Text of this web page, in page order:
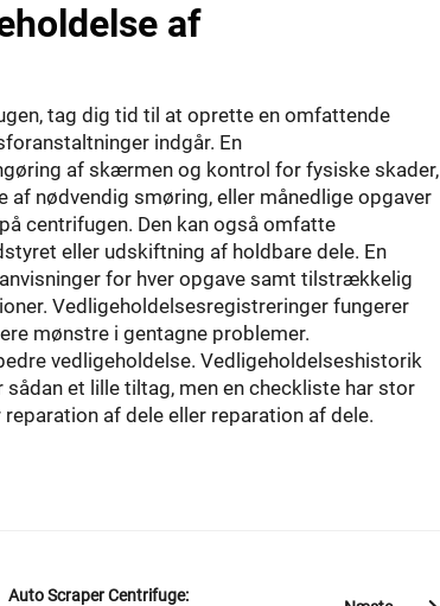
af
tag dig tid til at oprette en omfattende
indgår. En
af skærmen og kontrol for fysiske skader,
nødvendig smøring, eller månedlige opgaver
centrifugen. Den kan også omfatte
eller udskiftning af holdbare dele. En
for hver opgave samt tilstrækkelig
Vedligeholdelsesregistreringer fungerer
mønstre i gentagne problemer.
vedligeholdelse. Vedligeholdelseshistorik
et lille tiltag, men en checkliste har stor
af dele eller reparation af dele.
Auto Scraper Centrifuge: